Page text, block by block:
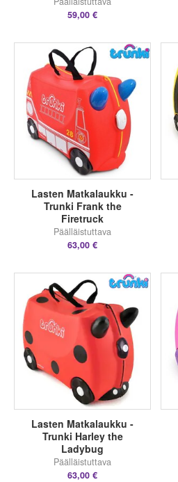
59,00 €
Lasten Matkalaukku -
Trunki Frank the
Firetruck
Päälläistuttava
63,00 €
Lasten Matkalaukku -
Trunki Harley the
Ladybug
Päälläistuttava
63,00 €